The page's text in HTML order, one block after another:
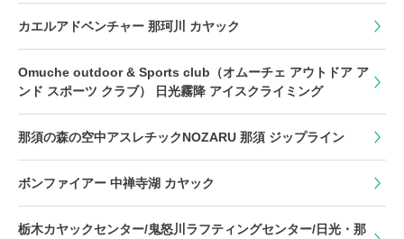
カエルアドベンチャー 那珂川 カヤック
Omuche outdoor & Sports club（オムーチェ アウトドア ア
ンド スポーツ クラブ） 日光霧降 アイスクライミング
那須の森の空中アスレチックNOZARU 那須 ジップライン
ボンファイアー 中禅寺湖 カヤック
栃木カヤックセンター/鬼怒川ラフティングセンター/日光・那